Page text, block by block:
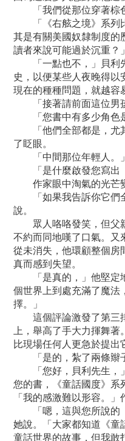
「我們從那位穿著棕色
「《右舷之境》系列
其是有關美國奴隸制度的
讀者來說可能過於沉重？」
「一點也不，」貝利
史，以便某些人夜晚得以
現在的種種問題，就越容
「接著請前面這位男孩
「您書中有多少角色是
「他們全部都是，尤
了眨眼。
「中間那位年輕人。」
「是什麼啟發您寫出《
作家眼中淘氣的光芒變
「如果我告訴你它們
說。
眾人咯咯發笑，但父
不約而同地嘆了口氣。又
從未消失，他環顧整個房
真而感到失望。
「是真的，」他堅定
個世界上到處充滿了魔法
擇。」
這個評論激發了第三
上，舉高了手大力揮舞
比現場任何人更急於提出
「是的，紮了兩條辮子
「您好，貝利先生，
您的書，《童話國度》系
「我的感激難以形容。」
「嗯，這與您所說的《
她說。「大家都知道《童
童話世界的故事，但我敢